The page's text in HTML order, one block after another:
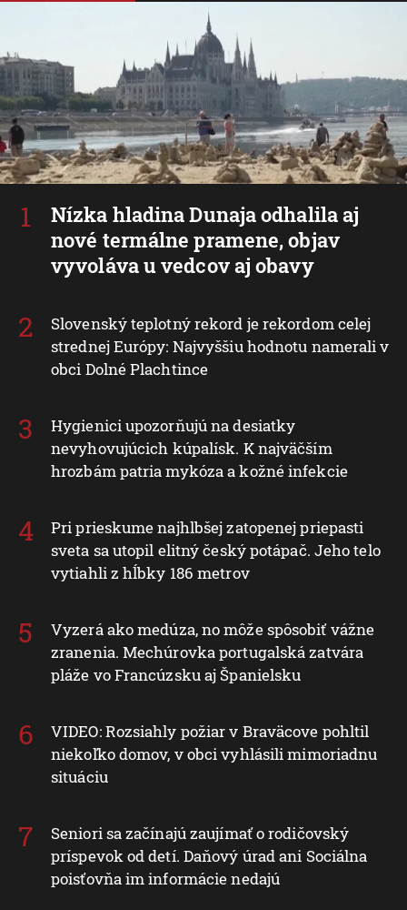
Nízka hladina Dunaja odhalila aj
nové termálne pramene, objav
vyvoláva u vedcov aj obavy
Slovenský teplotný rekord je rekordom celej
strednej Európy: Najvyššiu hodnotu namerali v
obci Dolné Plachtince
Hygienici upozorňujú na desiatky
nevyhovujúcich kúpalísk. K najväčším
hrozbám patria mykóza a kožné infekcie
Pri prieskume najhlbšej zatopenej priepasti
sveta sa utopil elitný český potápač. Jeho telo
vytiahli z hĺbky 186 metrov
Vyzerá ako medúza, no môže spôsobiť vážne
zranenia. Mechúrovka portugalská zatvára
pláže vo Francúzsku aj Španielsku
VIDEO: Rozsiahly požiar v Braväcove pohltil
niekoľko domov, v obci vyhlásili mimoriadnu
situáciu
Seniori sa začínajú zaujímať o rodičovský
príspevok od detí. Daňový úrad ani Sociálna
poisťovňa im informácie nedajú